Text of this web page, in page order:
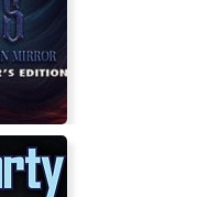
Adventure